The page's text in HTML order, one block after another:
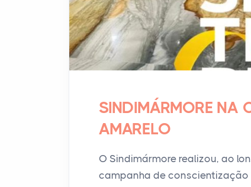
SINDIMÁRMORE NA
AMARELO
O Sindimármore realizou, ao
campanha de conscientização